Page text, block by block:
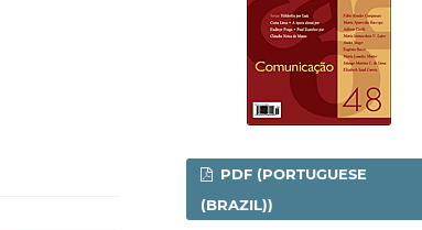
PDF (PORTUGUESE
(BRAZIL))